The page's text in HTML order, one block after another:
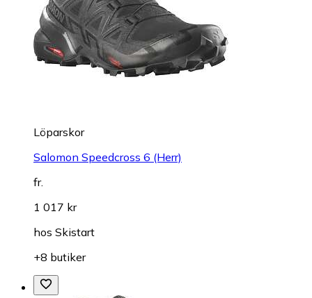
Löparskor
Salomon Speedcross 6 (Herr)
fr.
1 017 kr
hos Skistart
+8 butiker